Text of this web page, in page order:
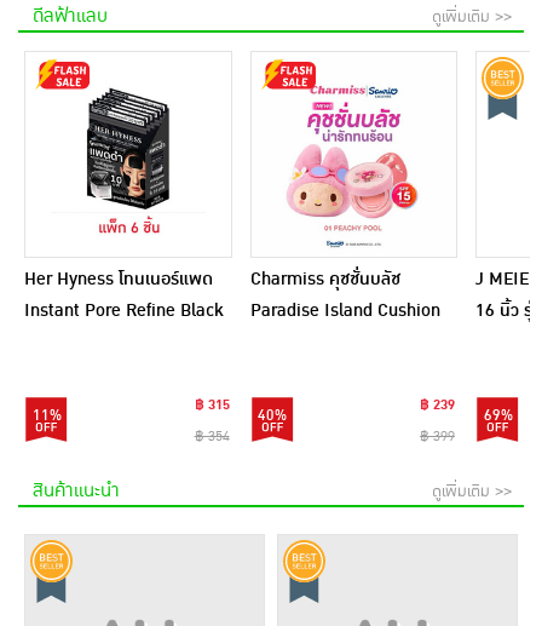
ดีลฟ้าแลบ ดูเพิ่มเติม >>
Her Hyness โทนเนอร์แพด
Instant Pore Refine Black
11%
฿ 315
฿ 354
Charmiss คุชชั่นบลัช
Paradise Island Cushion
40%
฿ 239
฿ 399
J
16 นิ้ว รุ่
69%
สินค้าแนะนำ ดูเพิ่มเติม >>